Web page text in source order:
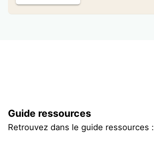
Guide ressources
Retrouvez dans le guide ressources :